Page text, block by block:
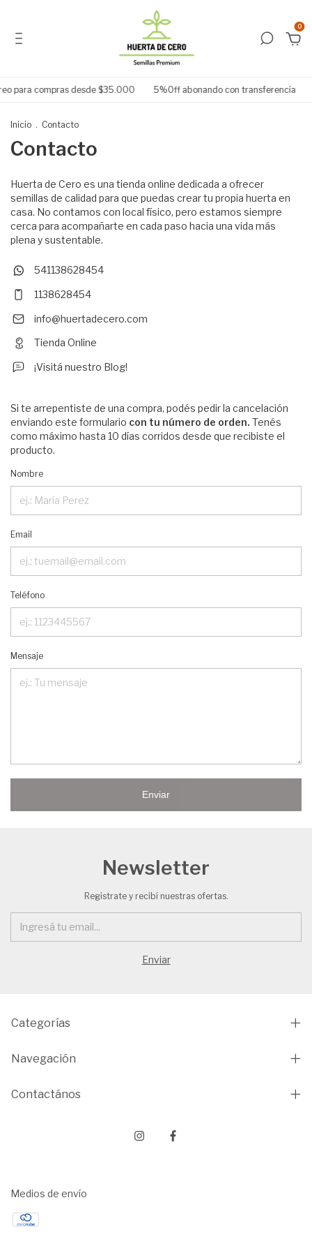
0
para compras desde $35.000 5%Off abonando con transferencia
Inicio . Contacto
Contacto
Huerta de Cero es una tienda online dedicada a ofrecer
semillas de calidad para que puedas crear tu propia huerta en
casa. No contamos con local físico, pero estamos siempre
cerca para acompañarte en cada paso hacia una vida más
plena y sustentable.
541138628454
1138628454
info@huertadecero.com
Tienda Online
¡Visitá nuestro Blog!
Si te arrepentiste de una compra, podés pedir la cancelación
enviando este formulario con tu número de orden. Tenés
como máximo hasta 10 días corridos desde que recibiste el
producto.
Nombre
Email
Teléfono
Mensaje
Enviar
Newsletter
Registrate y recibí nuestras ofertas.
Categorías
Navegación
Contactános
Medios de envío